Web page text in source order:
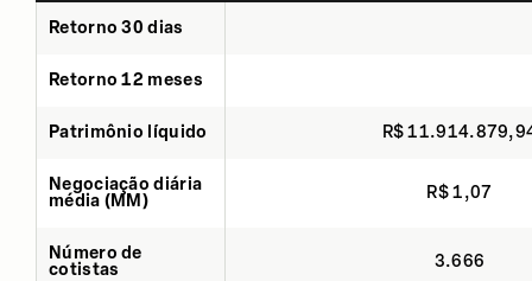
Retorno 30 dias
Retorno 12 meses
Patrimônio líquido R$
Negociação diária
média (MM)
R$ 1,07
Número de
cotistas
3.666